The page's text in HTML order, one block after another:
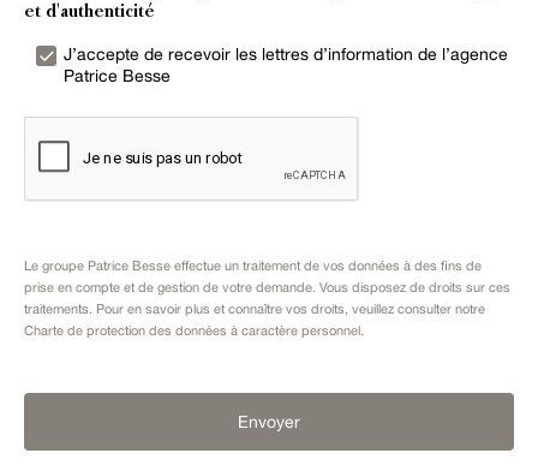
et d'authenticité
J’accepte de recevoir les lettres d’information de l’agence
Patrice Besse
Le groupe Patrice Besse effectue un traitement de vos données à des fins de
prise en compte et de gestion de votre demande. Vous disposez de droits sur ces
traitements. Pour en savoir plus et connaître vos droits, veuillez consulter notre
Charte de protection des données à caractère personnel .
Envoyer